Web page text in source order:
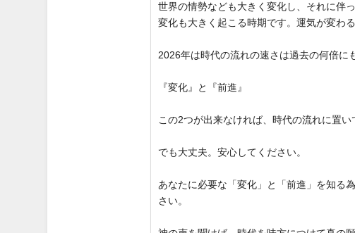
世界の情勢なども大きく変化し、それに伴
変化も大きく起こる時期です。運気が変わ
2026年は時代の流れの速さは過去の何倍に
『変化』と『前進』
この2つが出来なければ、時代の流れに置
でも大丈夫。安心してください。
あなたに必要な「変化」と「前進」を知る
さい。